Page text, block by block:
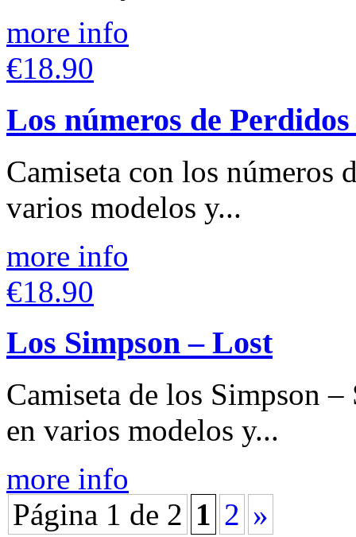
more info
€18.90
Los números de
Camiseta con los números
varios modelos y...
more info
€18.90
Los Simpson – Lost
Camiseta de los Simpson
en varios modelos y...
more info
Página 1 de 2 1 2 »